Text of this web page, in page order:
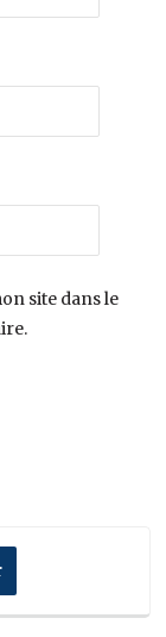
site dans le